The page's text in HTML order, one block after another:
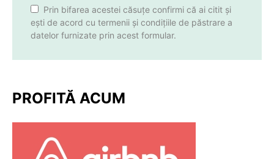
Prin bifarea acestei căsuțe confirmi că ai citit și
ești de acord cu termenii și condițiile de păstrare a
datelor furnizate prin acest formular.
PROFITĂ ACUM